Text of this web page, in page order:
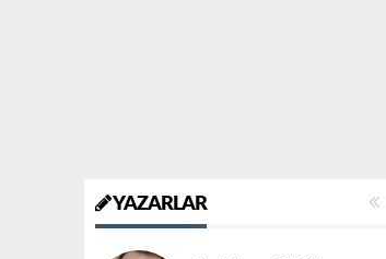
YAZARLAR